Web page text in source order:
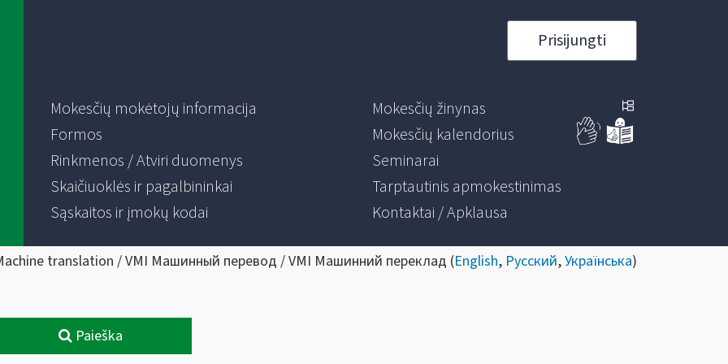
Prisijungti
Mokesčių mokėtojų informacija
Formos
Rinkmenos / Atviri duomenys
Skaičiuoklės ir pagalbininkai
Sąskaitos ir įmokų kodai
Mokesčių žinynas
Mokesčių kalendorius
Seminarai
Tarptautinis apmokestinimas
Kontaktai / Apklausa
translation / VMI Машинный перевод / VMI Машинний переклад (English, Русский,Українська)
Paieška